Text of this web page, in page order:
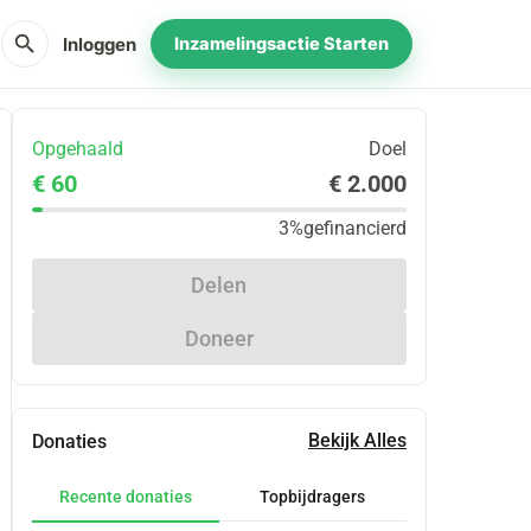
search Inloggen Inzamelingsactie Starten
Opgehaald Doel
€ 60 € 2.000
3%gefinancierd
Delen
Doneer
Donaties Bekijk Alles
Recente donaties Topbijdragers